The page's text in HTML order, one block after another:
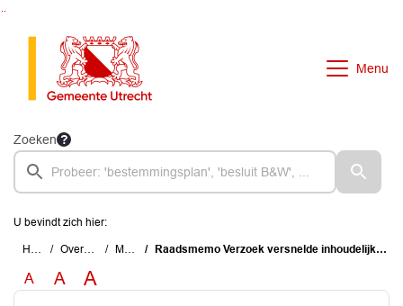
Menu
Zoeken
U bevindt zich hier:
Home Overzichten Memo's Raadsmemo Verzoek versnelde inhoudelijke behandeling SPvE UMCU
A A A